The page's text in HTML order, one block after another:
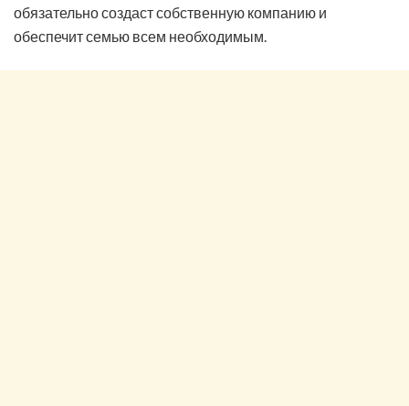
обязательно создаст собственную компанию и
обеспечит семью всем необходимым.